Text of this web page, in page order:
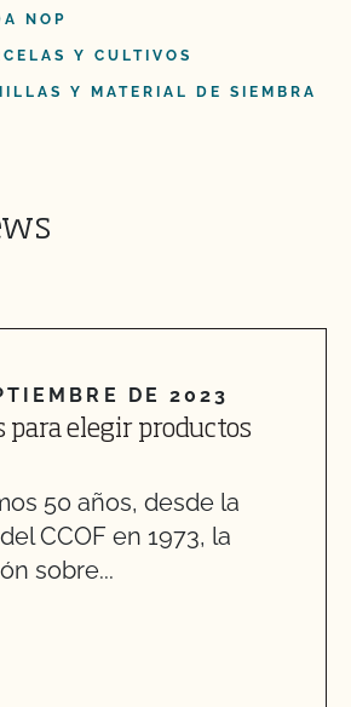
NOP
Y CULTIVOS
Y MATERIAL DE SIEMBRA
DE 2023
para elegir productos
50 años, desde la
CCOF en 1973, la
sobre...